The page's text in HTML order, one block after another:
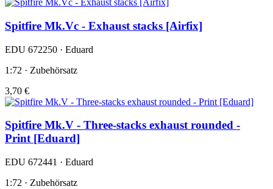
Spitfire Mk.Vc - Exhaust stacks [Airfix]
EDU 672250 · Eduard
1:72 · Zubehörsatz
3,70 €
Spitfire Mk.V - Three-stacks exhaust rounded -
Print [Eduard]
EDU 672441 · Eduard
1:72 · Zubehörsatz